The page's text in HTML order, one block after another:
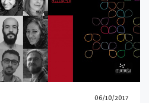
06/10/2017